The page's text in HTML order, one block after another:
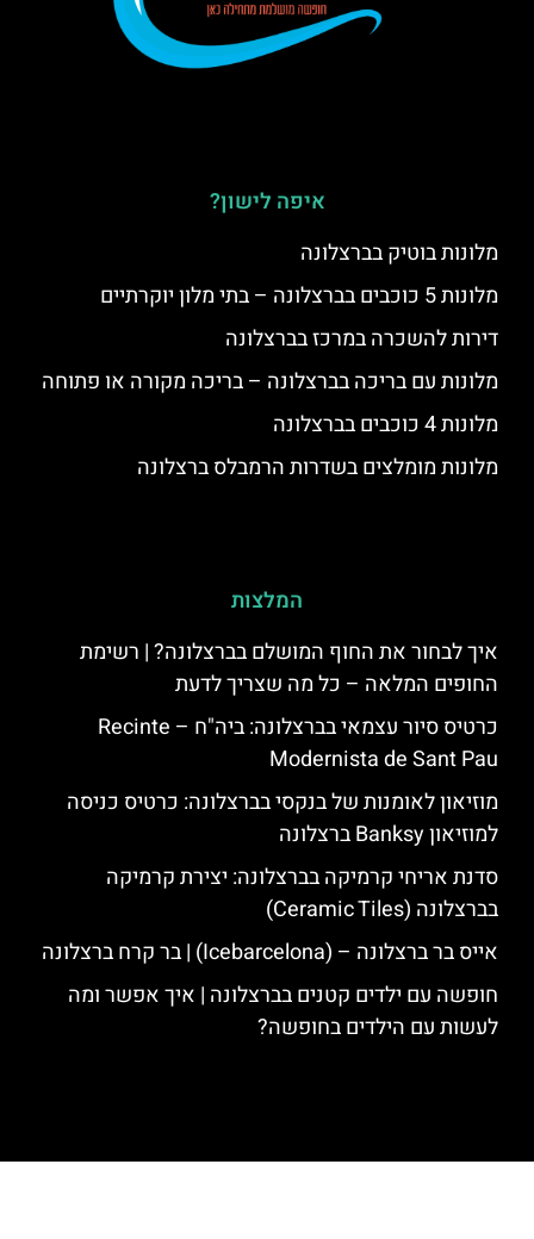
איפה לישון?
מלונות בוטיק בברצלונה
מלונות 5 כוכבים בברצלונה – בתי מלון יוקרתיים
דירות להשכרה במרכז בברצלונה
מלונות עם בריכה בברצלונה – בריכה מקורה או פתוחה
מלונות 4 כוכבים בברצלונה
מלונות מומלצים בשדרות הרמבלס ברצלונה
המלצות
איך לבחור את החוף המושלם בברצלונה? | רשימת
החופים המלאה – כל מה שצריך לדעת
כרטיס סיור עצמאי בברצלונה: ביה"ח – Recinte
Modernista de Sant Pau
מוזיאון לאומנות של בנקסי בברצלונה: כרטיס כניסה
למוזיאון Banksy ברצלונה
סדנת אריחי קרמיקה בברצלונה: יצירת קרמיקה
בברצלונה (Ceramic Tiles)
אייס בר ברצלונה – (‪Icebarcelona‬) | בר קרח ברצלונה
חופשה עם ילדים קטנים בברצלונה | איך אפשר ומה
לעשות עם הילדים בחופשה?